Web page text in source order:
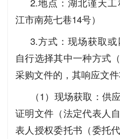
江市南苑七巷14号）
3.方式：现场获取
自行选择其中一种方式
采购文件的，其响应文
（1）现场获取：供
证明文件（法定代表人
表人授权委托书（委托